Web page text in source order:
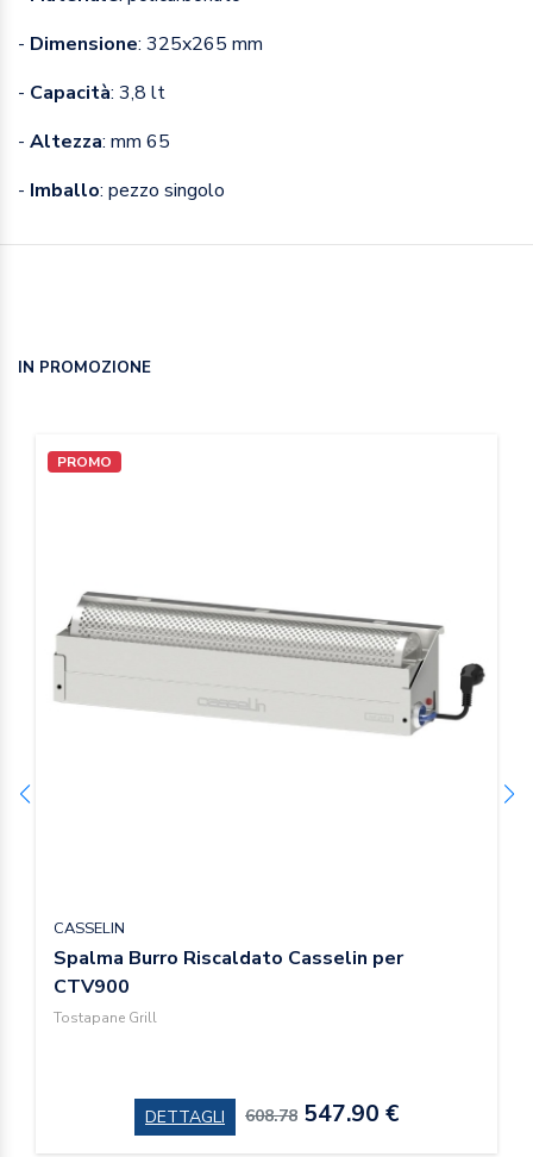
- Dimensione: 325x265 mm
- Capacità: 3,8 lt
- Altezza: mm 65
- Imballo: pezzo singolo
IN PROMOZIONE
PROMO
CASSELIN
Spalma Burro Riscaldato Casselin per
CTV900
Tostapane Grill
DETTAGLI 608.78 547.90 €